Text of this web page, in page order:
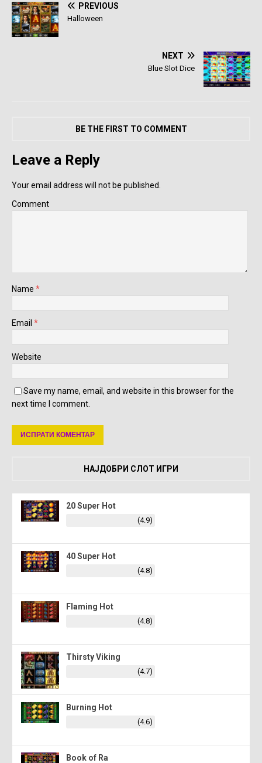
PREVIOUS
Halloween
NEXT
Blue Slot Dice
BE THE FIRST TO COMMENT
Leave a Reply
Your email address will not be published.
Comment
Name *
Email *
Website
Save my name, email, and website in this browser for the
next time I comment.
НАЈДОБРИ СЛОТ ИГРИ
20 Super Hot
(4.9)
40 Super Hot
(4.8)
Flaming Hot
(4.8)
Thirsty Viking
(4.7)
Burning Hot
(4.6)
Book of Ra